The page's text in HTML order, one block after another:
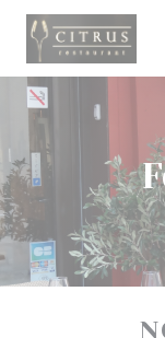
Personalización de